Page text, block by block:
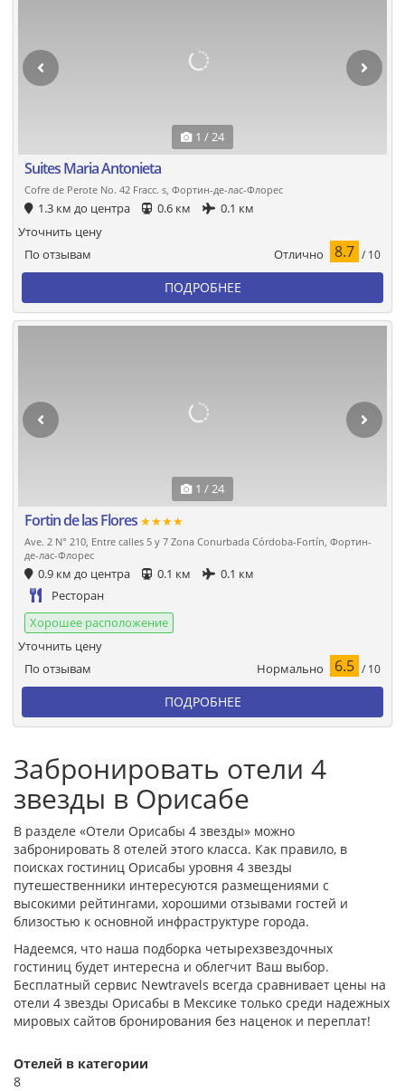
1 / 24
Suites Maria Antonieta
Cofre de Perote No. 42 Fracc. s, Фортин-де-лас-Флорес
1.3 км до центра 0.6 км 0.1 км
По отзывам Отлично 8.7 / 10
Уточнить цену
ПОДРОБНЕЕ
1 / 24
Fortin de las Flores ★★★★
Ave. 2 N° 210, Entre calles 5 y 7 Zona Conurbada Córdoba-Fortín, Фортин-
де-лас-Флорес
0.9 км до центра 0.1 км
0.1 км
Ресторан
Хорошее расположение
По отзывам Нормально 6.5 / 10
Уточнить цену
ПОДРОБНЕЕ
Забронировать отели 4
звезды в Орисабе
В разделе «Отели Орисабы 4 звезды» можно
забронировать 8 отелей этого класса. Как правило, в
поисках гостиниц Орисабы уровня 4 звезды
путешественники интересуются размещениями с
высокими рейтингами, хорошими отзывами гостей и
близостью к основной инфраструктуре города.
Надеемся, что наша подборка четырехзвездочных
гостиниц будет интересна и облегчит Ваш выбор.
Бесплатный сервис Newtravels всегда сравнивает цены на
отели 4 звезды Орисабы в Мексике только среди надежных
мировых сайтов бронирования без наценок и переплат!
Отелей в категории
8